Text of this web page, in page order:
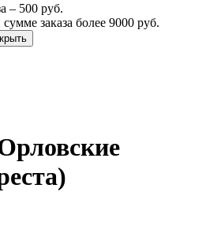
– 500 руб.
заказа более 9000 руб.